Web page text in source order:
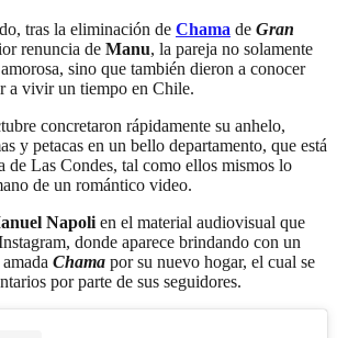
tras la eliminación de Chama de Gran
renuncia de Manu, la pareja no solamente
sino que también dieron a conocer
a vivir un tiempo en Chile.
concretaron rápidamente su anhelo,
y petacas en un bello departamento, que está
de Las Condes, tal como ellos mismos lo
de un romántico video.
Napoli en el material audiovisual que
donde aparece brindando con un
Chama por su nuevo hogar, el cual se
por parte de sus seguidores.